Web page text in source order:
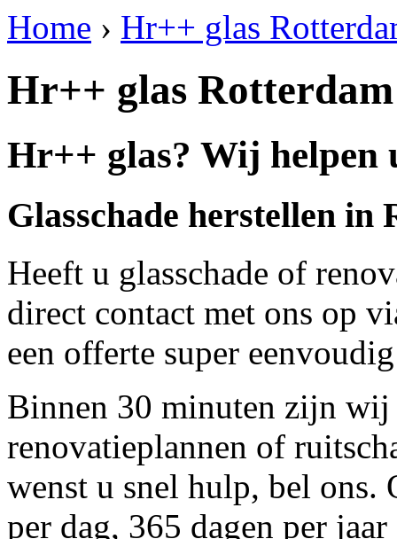
Home › Hr++ glas
Hr++ glas
Hr++ glas? Wij
Glasschade herstellen
Heeft u glasschade of
direct contact met ons op
een offerte super
Binnen 30 minuten zijn wij
renovatieplannen of
wenst u snel hulp, bel ons.
per dag, 365 dagen per